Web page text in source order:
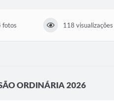
fotos 118 visualizações
ORDINÁRIA 2026